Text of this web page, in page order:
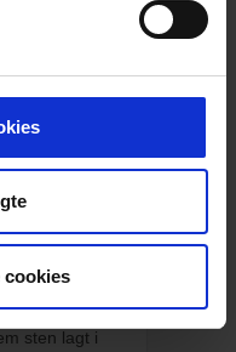
cookies
til sikring af
designet til at
alle slags
i beton.
man
sten lagt i